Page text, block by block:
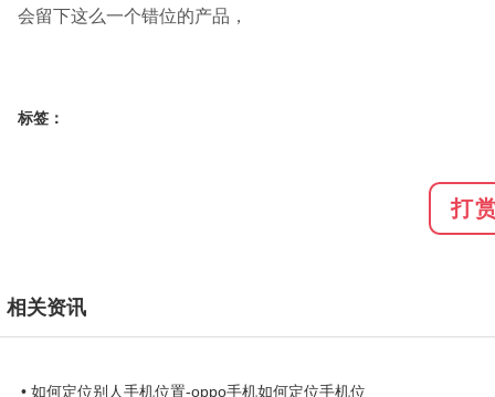
会留下这么一个错位的产品，
标签：
打
相关资讯
• 如何定位别人手机位置-oppo手机如何定位手机位